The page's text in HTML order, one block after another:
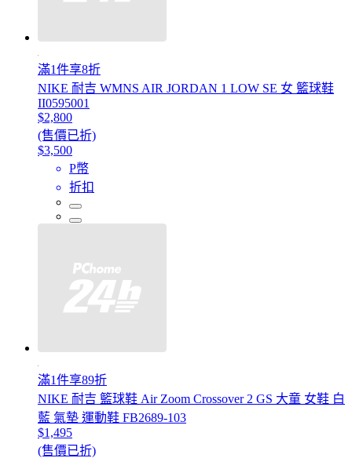
滿1件享8折
NIKE 耐吉 WMNS AIR JORDAN 1 LOW SE 女 籃球鞋
II0595001
$2,800
(售價已折)
$3,500
P幣
折扣
滿1件享89折
NIKE 耐吉 籃球鞋 Air Zoom Crossover 2 GS 大童 女鞋 白
藍 氣墊 運動鞋 FB2689-103
$1,495
(售價已折)